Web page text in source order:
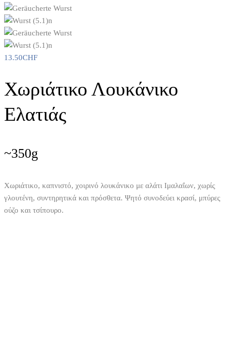
13.50CHF
Χωριάτικο Λουκάνικο
Ελατιάς
~350g
Χωριάτικο, καπνιστό, χοιρινό λουκάνικο με αλάτι Ιμαλαΐων, χωρίς
γλουτένη, συντηρητικά και πρόσθετα. Ψητό συνοδεύει κρασί, μπύρες
ούζο και τσίπουρο.